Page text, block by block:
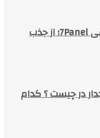
خدمات شبکه‌های اجتماعی 7Panel؛ از جذب
در چیست ؟ کدام